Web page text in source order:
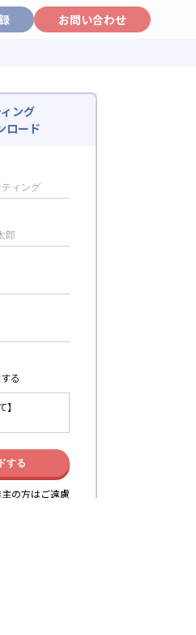
お問い合わせ